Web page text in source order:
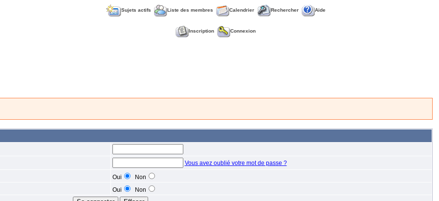
Sujets actifs Liste des membres Calendrier Rechercher Aide
Inscription Connexion
Vous avez oublié votre mot de passe ?
Oui
Non
Oui Non